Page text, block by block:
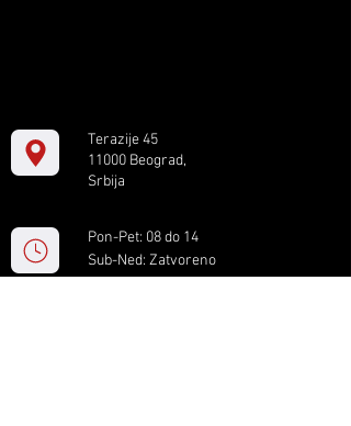
Terazije 45
11000 Beograd,
Srbija
Pon-Pet: 08 do 14
Sub-Ned: Zatvoreno